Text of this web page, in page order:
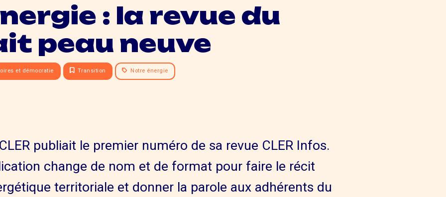
: la revue du
peau neuve
et démocratie Transition Notre énergie
publiait le premier numéro de sa revue CLER Infos.
change de nom et de format pour faire le récit
territoriale et donner la parole aux adhérents du